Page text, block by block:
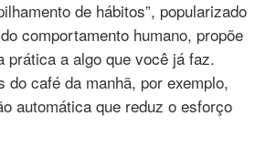
de hábitos”, popularizado
comportamento humano, propõe
prática a algo que você já faz.
do café da manhã, por exemplo,
automática que reduz o esforço